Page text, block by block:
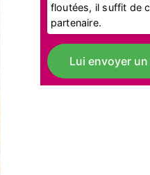
floutées, il suffit de
partenaire.
Lui envoyer